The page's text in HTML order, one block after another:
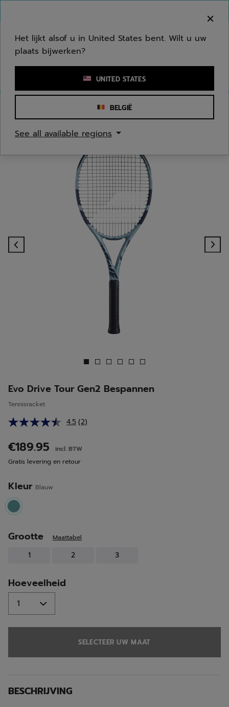
Een zoekwoord of een artikelnummer invoeren
Evo Drive Tour Gen2 Bespannen
Tennisracket
4.5 Lees
Dezelfde
paginalink.
(2)
€189.95
incl. BTW
Gratis levering en retour
Kleur Blauw
selected
Grootte Maattabel
1 2 3
Hoeveelheid
SELECTEER UW MAAT
BESCHRIJVING
Het lijkt alsof u in United States bent. Wilt u uw
plaats bijwerken?
UNITED STATES
BELGIË
See all available regions